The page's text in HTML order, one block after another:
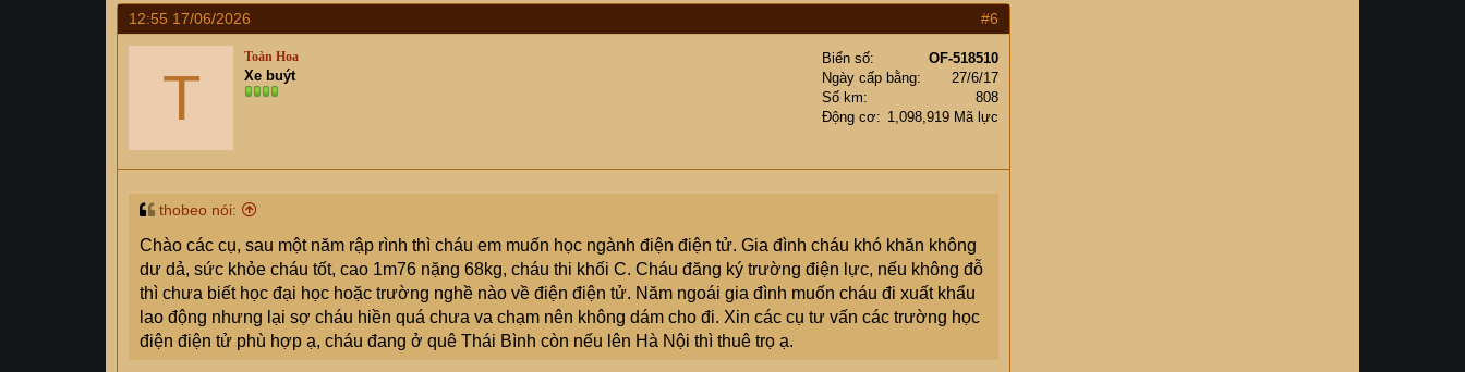
a
c
t
o
12:55 17/06/2026 #6
T
Toàn Hoa
Xe buýt
Biển số
OF-518510
Ngày cấp bằng
27/6/17
Số km
808
Động cơ
1,098,919 Mã lực
thobeo nói:
Chào các cụ, sau một năm rập rình thì cháu em muốn học ngành điện điện tử. Gia đình cháu khó khăn không
dư dả, sức khỏe cháu tốt, cao 1m76 nặng 68kg, cháu thi khối C. Cháu đăng ký trường điện lực, nếu không đỗ
thì chưa biết học đại học hoặc trường nghề nào về điện điện tử. Năm ngoái gia đình muốn cháu đi xuất khẩu
lao động nhưng lại sợ cháu hiền quá chưa va chạm nên không dám cho đi. Xin các cụ tư vấn các trường học
điện điện tử phù hợp ạ, cháu đang ở quê Thái Bình còn nếu lên Hà Nội thì thuê trọ ạ.